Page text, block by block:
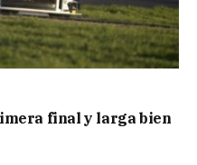
final y larga bien